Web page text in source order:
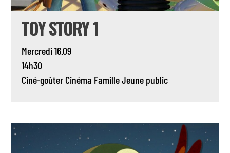
TOY STORY 1
Mercredi 16.09
14h30
Ciné-goûter Cinéma FamilleJeune public